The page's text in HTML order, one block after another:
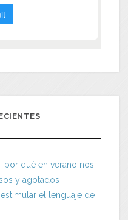
por qué en verano nos
y agotados
el lenguaje de